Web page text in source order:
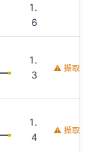
1.
6
1.
3
⚠ 擷取時
1.
4
⚠ 擷取時